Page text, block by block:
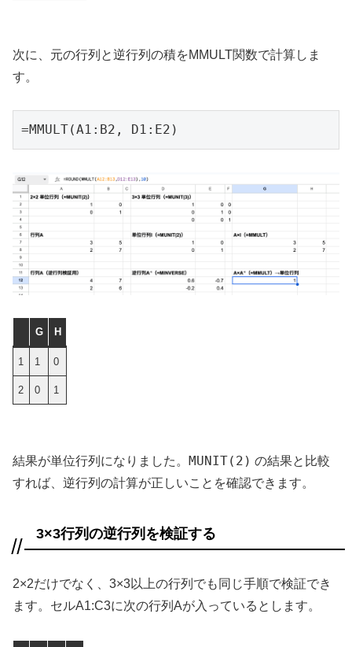
次に、元の行列と逆行列の積をMMULT関数で計算しま
す。
=MMULT(A1:B2, D1:E2)
G H
1 1 0
2 0 1
結果が単位行列になりました。 MUNIT(2) の結果と比較
すれば、逆行列の計算が正しいことを確認できます。
3×3行列の逆行列を検証する
2×2だけでなく、3×3以上の行列でも同じ手順で検証でき
ます。セルA1:C3に次の行列Aが入っているとします。